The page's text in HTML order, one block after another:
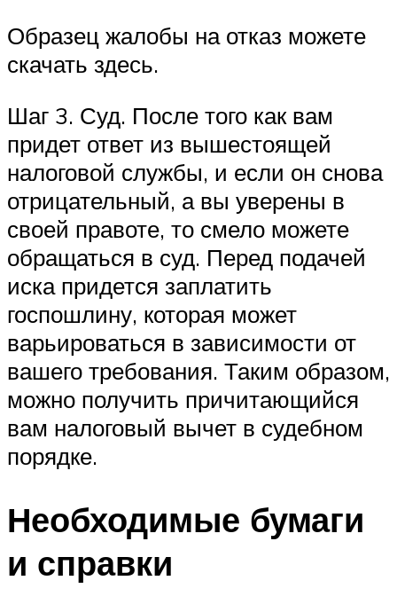
Образец жалобы на отказ можете
скачать здесь.
Шаг 3. Суд. После того как вам
придет ответ из вышестоящей
налоговой службы, и если он снова
отрицательный, а вы уверены в
своей правоте, то смело можете
обращаться в суд. Перед подачей
иска придется заплатить
госпошлину, которая может
варьироваться в зависимости от
вашего требования. Таким образом,
можно получить причитающийся
вам налоговый вычет в судебном
порядке.
Необходимые бумаги
и справки